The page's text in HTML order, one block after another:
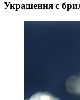
Украшения с